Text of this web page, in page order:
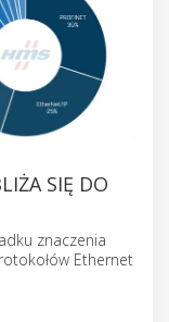
SIĘ DO
znaczenia
Ethernet